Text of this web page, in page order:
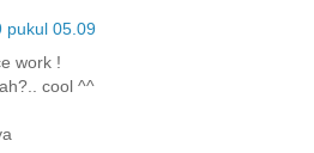
pukul 05.09
work !
cool ^^